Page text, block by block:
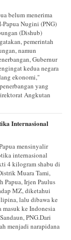
belum menerima
Papua Nugini (PNG)
(Dishub)
pemerintah
namun
Gubernur
kedua negara
ekonomi,"
yang
Angkutan
Internasional
mensinyalir
internasional
4 kilogram shabu di
Muara Tami,
Papua, Irjen Paulus
MZ, diketahui
lalu dibawa ke
ke Indonesia
PNG.Dari
menjadi narapidana